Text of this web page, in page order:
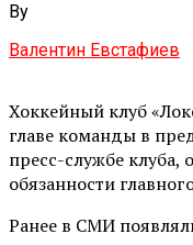
By
Валентин Евстафиев
Хоккейный клуб
главе команды в
пресс-службе
обязанности
Ранее в СМИ